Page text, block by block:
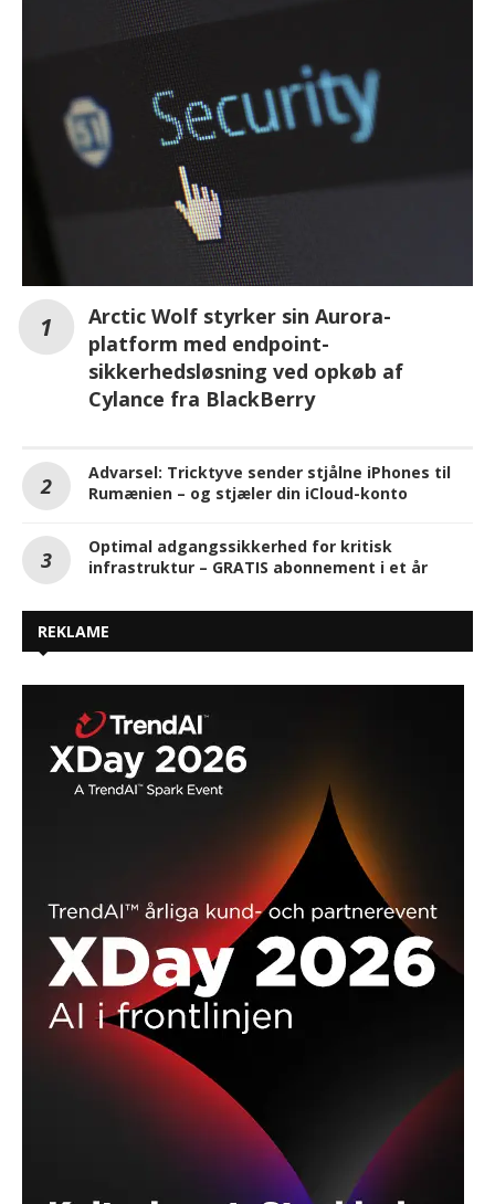
Arctic Wolf styrker sin Aurora-
platform med endpoint-
sikkerhedsløsning ved opkøb af
Cylance fra BlackBerry
Advarsel: Tricktyve sender stjålne iPhones til
Rumænien – og stjæler din iCloud-konto
Optimal adgangssikkerhed for kritisk
infrastruktur – GRATIS abonnement i et år
REKLAME